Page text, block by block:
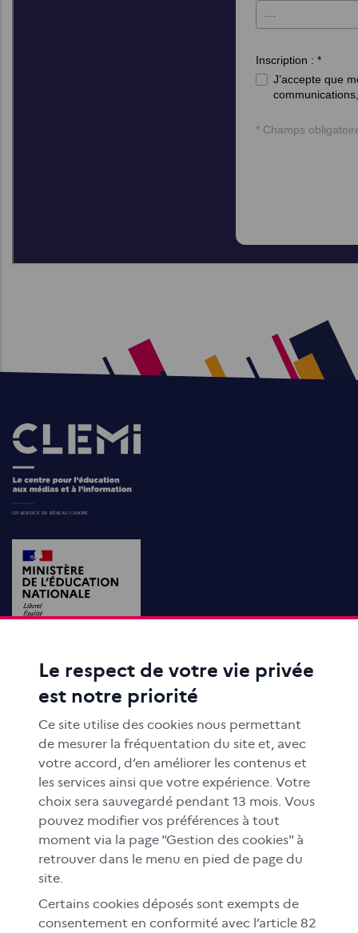
Images
ACTIONS ÉDUCATIVES
FORMATION
RESSOURCES
MÉDIAS SCOLAIRES
FAMILLES
Le CLEMI
En académies
À l'international
CLEMI sup
Espace presse
Le respect de votre vie privée
est notre priorité
Ce site utilise des cookies nous permettant
de mesurer la fréquentation du site et, avec
votre accord, d’en améliorer les contenus et
les services ainsi que votre expérience. Votre
choix sera sauvegardé pendant 13 mois. Vous
pouvez modifier vos préférences à tout
moment via la page "Gestion des cookies" à
retrouver dans le menu en pied de page du
site.
Certains cookies déposés sont exempts de
consentement en conformité avec l’article 82